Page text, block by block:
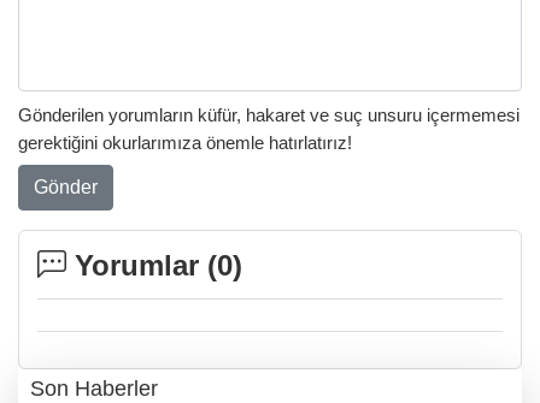
Gönderilen yorumların küfür, hakaret ve suç unsuru içermemesi
gerektiğini okurlarımıza önemle hatırlatırız!
Gönder
Yorumlar (0)
Son Haberler